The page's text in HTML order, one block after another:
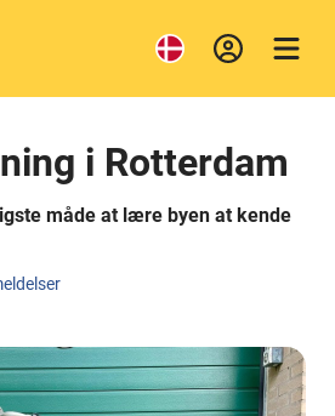
i Rotterdam
måde at lære byen at kende